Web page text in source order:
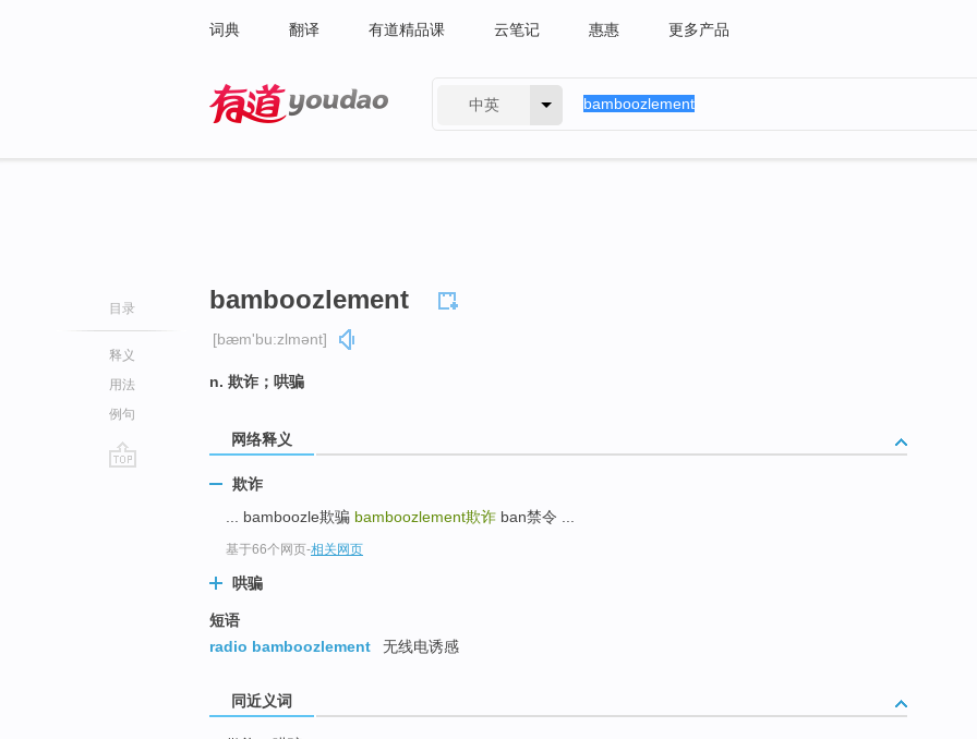
词典 翻译 有道精品课 云笔记 惠惠 更多产品
中英
目录
释义
用法
例句
bamboozlement
[bæm'bu:zlmənt]
n. 欺诈；哄骗
网络释义
欺诈
... bamboozle欺骗 bamboozlement欺诈 ban禁令 ...
基于66个网页-相关网页
哄骗
短语
radio bamboozlement
无线电诱感
同近义词